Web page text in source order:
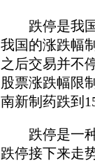
跌停是我国
我国的涨跌幅
之后交易并不
股票涨跌幅限
南新制药跌到
跌停是一种
跌停接下来走